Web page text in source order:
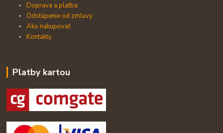
Doprava a platba
Odstúpenie od zmluvy
Ako nakupovať
Kontakty
Platby kartou